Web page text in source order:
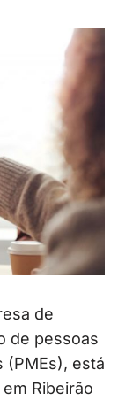
de
de pessoas
(PMEs), está
Ribeirão